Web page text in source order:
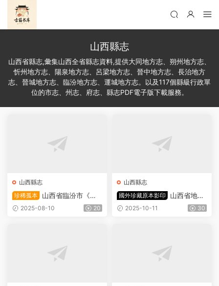
山西縣志
山西省縣志,彙集山西全省縣志資料,提供大同地方志、朔州地方志、
忻州地方志、陽泉地方志、呂梁地方志、晉中地方志、長治地方
志、晉城地方志、臨汾地方志、運城地方志。以及117個縣級行政單
位的市志、州志、府志、縣志PDF電子版下載服務。
山西縣志
珍稀孤本
山西省臨汾市《萬
曆平陽府志》十卷 明傅淑訓
2025-08-10 20
山西縣志
國外珍藏原本影印
山西省地方
志《成化山西通志》十七卷
2025-10-11 30